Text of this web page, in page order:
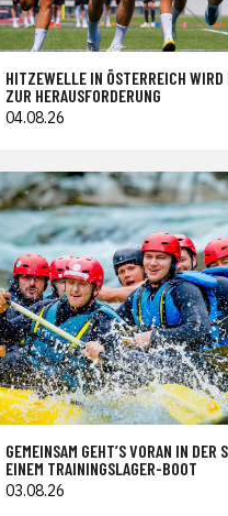
HITZEWELLE IN ÖSTERREICH
ZUR HERAUSFORDERUNG
04.08.26
GEMEINSAM GEHT’S VORAN IN
EINEM TRAININGSLAGER-BOOT
03.08.26